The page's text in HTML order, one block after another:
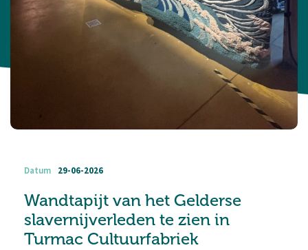
Datum 29-06-2026
Wandtapijt van het Gelderse
slavernijverleden te zien in
Turmac Cultuurfabriek